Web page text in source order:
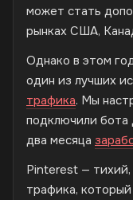
может стать
рынках США,
Однако в этом
один из лучших
трафика. Мы
подключили бота
два месяца
Pinterest —
трафика,